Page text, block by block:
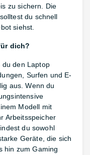
zu sichern. Die
du schnell
siehst.
dich?
du den Laptop
Surfen und E-
aus. Wenn du
Modell mit
Arbeitsspeicher
du sowohl
Geräte, die sich
hin zum Gaming